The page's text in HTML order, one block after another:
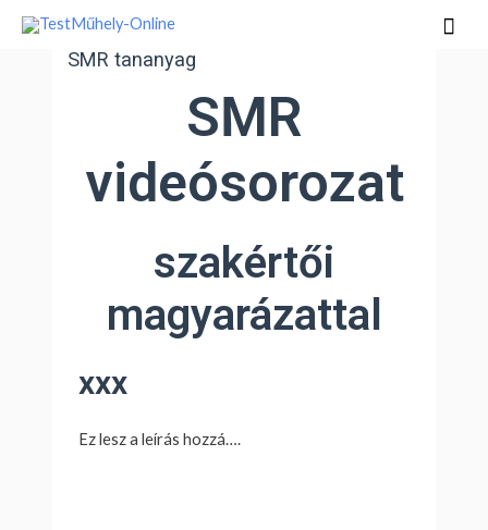
Skip
SMR tananyag
SMR
videósorozat
szakértői
magyarázattal
xxx
Ez lesz a leírás hozzá….